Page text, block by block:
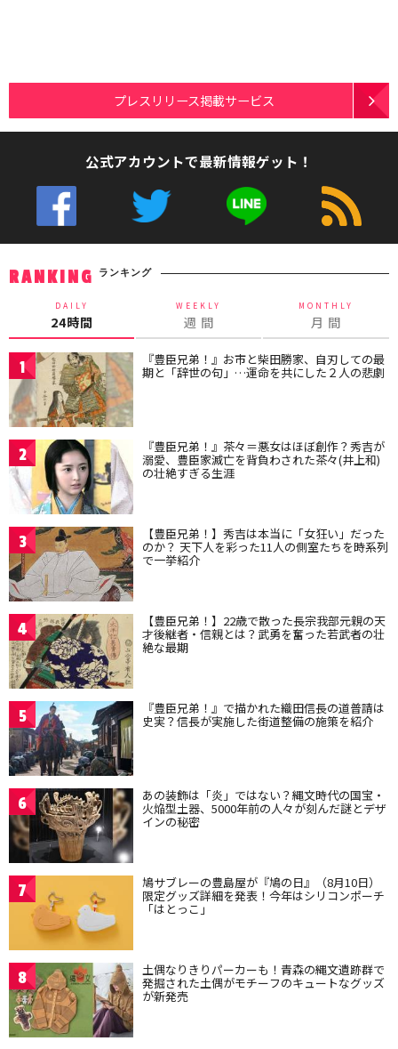
プレスリリース掲載サービス
公式アカウントで最新情報ゲット！
RANKING ランキング
DAILY
24時間
WEEKLY
週 間
MONTHLY
月 間
1 『豊臣兄弟！』お市と柴田勝家、自刃しての最
期と「辞世の句」…運命を共にした２人の悲劇
2 『豊臣兄弟！』茶々＝悪女はほぼ創作？秀吉が
溺愛、豊臣家滅亡を背負わされた茶々(井上和)
の壮絶すぎる生涯
3 【豊臣兄弟！】秀吉は本当に「女狂い」だった
のか？ 天下人を彩った11人の側室たちを時系列
で一挙紹介
4 【豊臣兄弟！】22歳で散った長宗我部元親の天
才後継者・信親とは？武勇を奮った若武者の壮
絶な最期
5 『豊臣兄弟！』で描かれた織田信長の道普請は
史実？信長が実施した街道整備の施策を紹介
6 あの装飾は「炎」ではない？縄文時代の国宝・
火焔型土器、5000年前の人々が刻んだ謎とデザ
インの秘密
7 鳩サブレーの豊島屋が『鳩の日』（8月10日）
限定グッズ詳細を発表！今年はシリコンポーチ
「はとっこ」
8 土偶なりきりパーカーも！青森の縄文遺跡群で
発掘された土偶がモチーフのキュートなグッズ
が新発売